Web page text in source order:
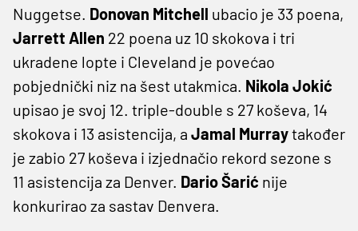
Nuggetse. Donovan Mitchell ubacio je 33 poena,
Jarrett Allen 22 poena uz 10 skokova i tri
ukradene lopte i Cleveland je povećao
pobjednički niz na šest utakmica. Nikola Jokić
upisao je svoj 12. triple-double s 27 koševa, 14
skokova i 13 asistencija, a Jamal Murraytakođer
je zabio 27 koševa i izjednačio rekord sezone s
11 asistencija za Denver. Dario Šarić nije
konkurirao za sastav Denvera.